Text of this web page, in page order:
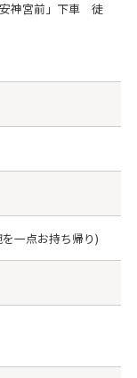
安神宮前」下車 徒
一点お持ち帰り)